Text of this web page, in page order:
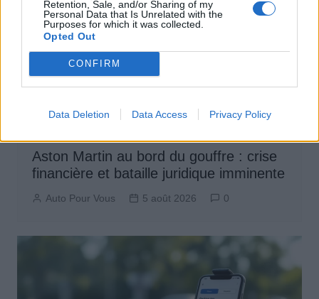
Retention, Sale, and/or Sharing of my
Personal Data that Is Unrelated with the
Purposes for which it was collected.
Opted Out
CONFIRM
Data Deletion Data Access Privacy Policy
Aston Martin au bord du gouffre : crise
financière et bataille juridique imminente
Auto Pour Vous 5 août 2026 0